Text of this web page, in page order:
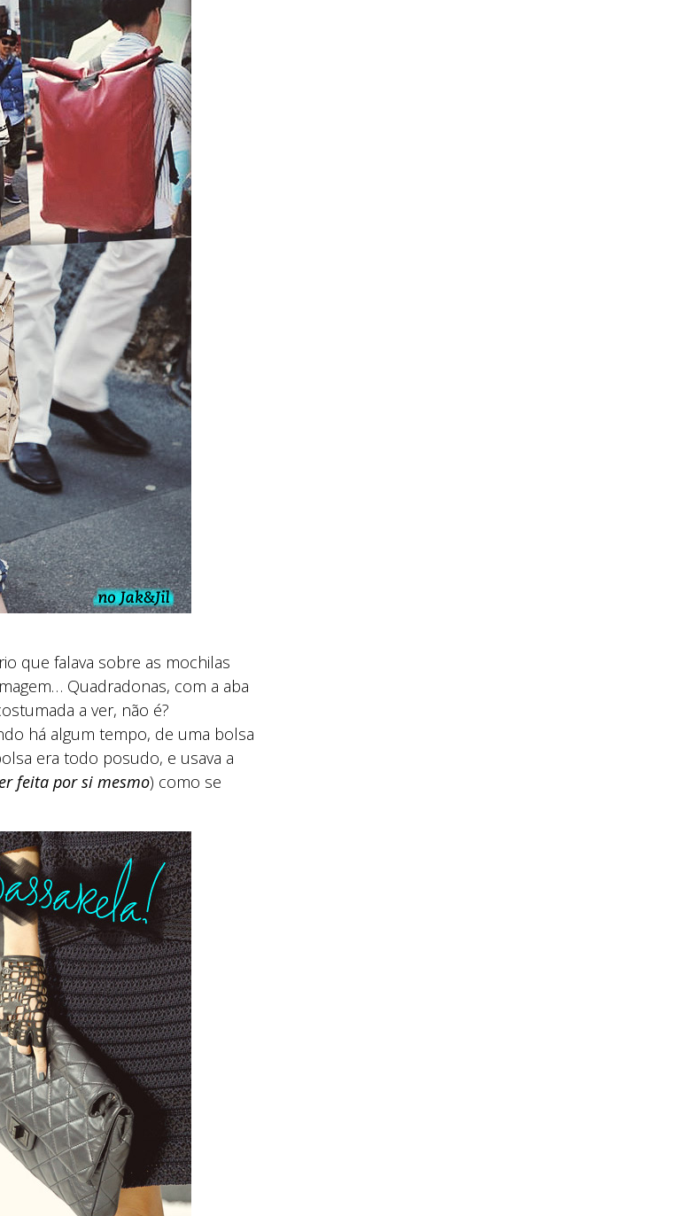
que falava sobre as mochilas
Quadradonas, com a aba
a ver, não é?
há algum tempo, de uma bolsa
era todo posudo, e usava a
feita por si mesmo) como se